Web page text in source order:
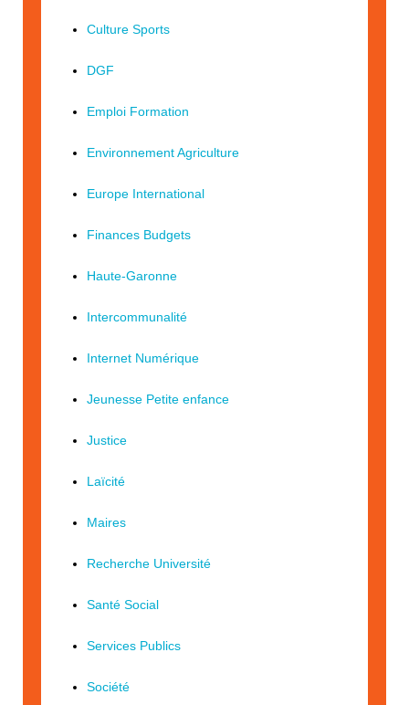
Culture Sports
DGF
Emploi Formation
Environnement Agriculture
Europe International
Finances Budgets
Haute-Garonne
Intercommunalité
Internet Numérique
Jeunesse Petite enfance
Justice
Laïcité
Maires
Recherche Université
Santé Social
Services Publics
Société